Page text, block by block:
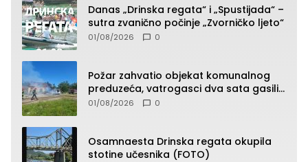
Danas „Drinska regata“ i „Spustijada“ –
sutra zvanično počinje „Zvorničko ljeto“
01/08/2026 0
Požar zahvatio objekat komunalnog
preduzeća, vatrogasci dva sata gasili
vatru (FOTO)
01/08/2026 0
Osamnaesta Drinska regata okupila
stotine učesnika (FOTO)